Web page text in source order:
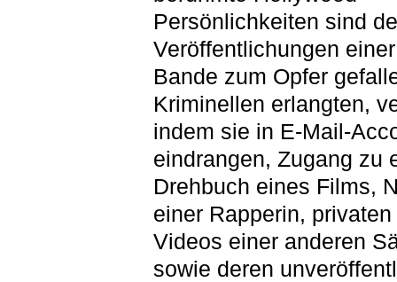
Persönlichkeiten sind
Veröffentlichungen
Bande zum Opfer
Kriminellen erlangten,
indem sie in E-Mail-
eindrangen, Zugang zu
Drehbuch eines Films,
einer Rapperin,
Videos einer anderen
sowie deren